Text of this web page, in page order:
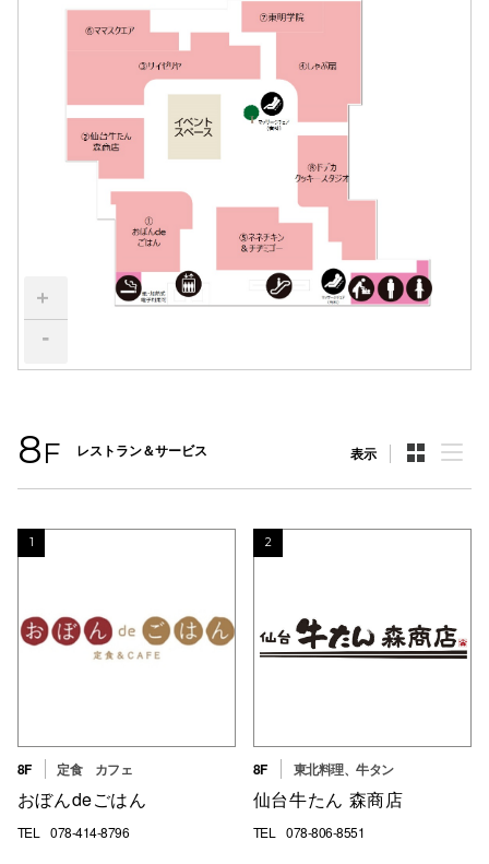
-
+
8F レストラン＆サービス 表示
1
8F 定食 カフェ
おぼんdeごはん
TEL 078-414-8796
2
8F 東北料理、牛タン
仙台牛たん 森商店
TEL 078-806-8551
企業情報
お問い合わせ
新百合丘